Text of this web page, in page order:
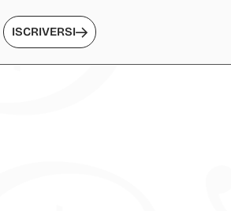
ISCRIVERSI